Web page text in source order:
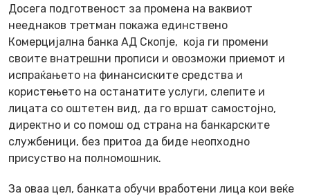
Досега подготвеност за промена на ваквиот
нееднаков третман покажа единствено
Комерцијална банка АД Скопје, која ги промени
своите внатрешни прописи и овозможи приемот и
испраќањето на финансиските средства и
користењето на останатите услуги, слепите и
лицата со оштетен вид, да го вршат самостојно,
директно и со помош од страна на банкарските
службеници, без притоа да биде неопходно
присуство на полномошник.
За оваа цел, банката обучи вработени лица кои веќе